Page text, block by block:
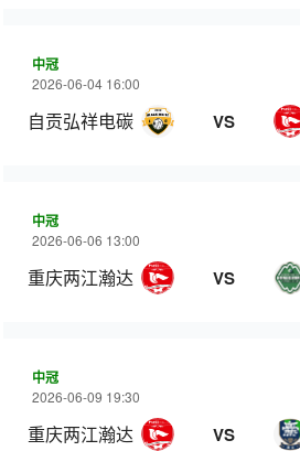
中冠
2026-06-04 16:00
自贡弘祥电碳 VS
中冠
2026-06-06 13:00
重庆两江瀚达 VS
中冠
2026-06-09 19:30
重庆两江瀚达 VS